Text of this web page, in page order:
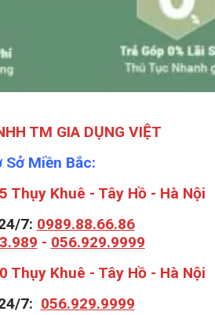
TM GIA DỤNG VIỆT
Sở Miền Bắc:
Thụy Khuê - Tây Hồ - Hà Nội
7: 0989.88.66.86
- 056.929.9999
Thụy Khuê - Tây Hồ - Hà Nội
7: 056.929.9999